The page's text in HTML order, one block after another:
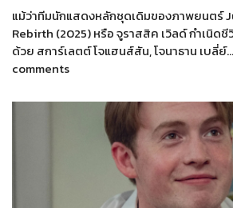
แม้ว่าทีมนักแสดงหลักชุดเดิมของภาพยนตร์
Rebirth (2025) หรือ จูราสสิค เวิลด์ กำเนิดชี
ด้วย สการ์เลตต์ โจแฮนส์สัน, โจนาธาน เบลี่ย์
comments